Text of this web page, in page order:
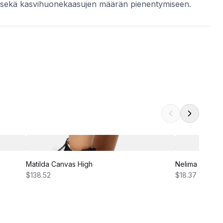
kasvihuonekaasujen määrän pienentymiseen.
Matilda Canvas High
$138.52
Nelima Dress
$18.37